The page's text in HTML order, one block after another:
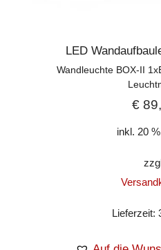
LED
Wandleuchte BOX-II
€
inkl. 20
Lieferzeit: